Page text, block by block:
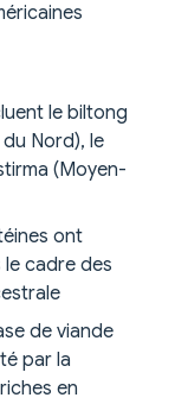
le biltong
Nord), le
(Moyen-
ont
le cadre des
de viande
par la
en